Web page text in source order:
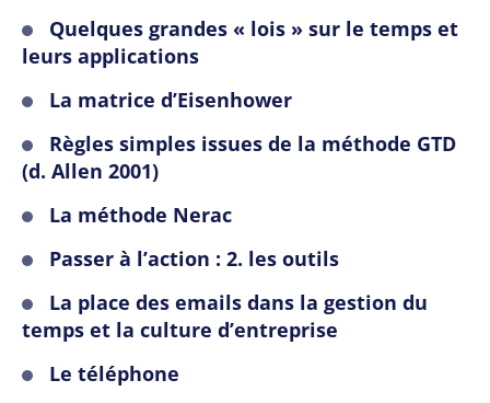
Quelques grandes « lois » sur le temps et
leurs applications
La matrice d’Eisenhower
Règles simples issues de la méthode GTD
(d. Allen 2001)
La méthode Nerac
Passer à l’action : 2. les outils
La place des emails dans la gestion du
temps et la culture d’entreprise
Le téléphone